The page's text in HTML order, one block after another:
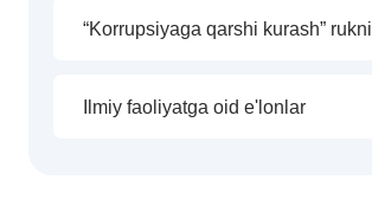
“Korrupsiyaga qarshi kurash” rukni
Ilmiy faoliyatga oid e'lonlar